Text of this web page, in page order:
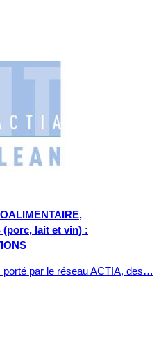
(porc, lait et vin) :
par le réseau ACTIA, des…